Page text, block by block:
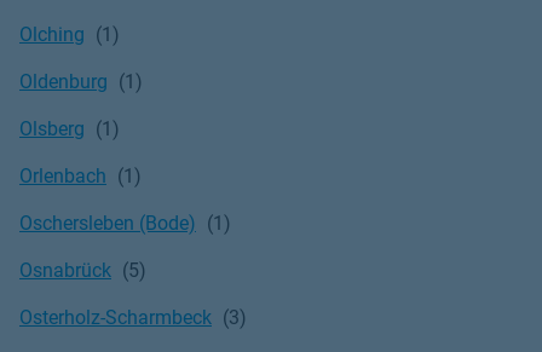
Olching
Oldenburg
Olsberg
Orlenbach
Oschersleben (Bode)
Osnabrück
Osterholz-Scharmbeck